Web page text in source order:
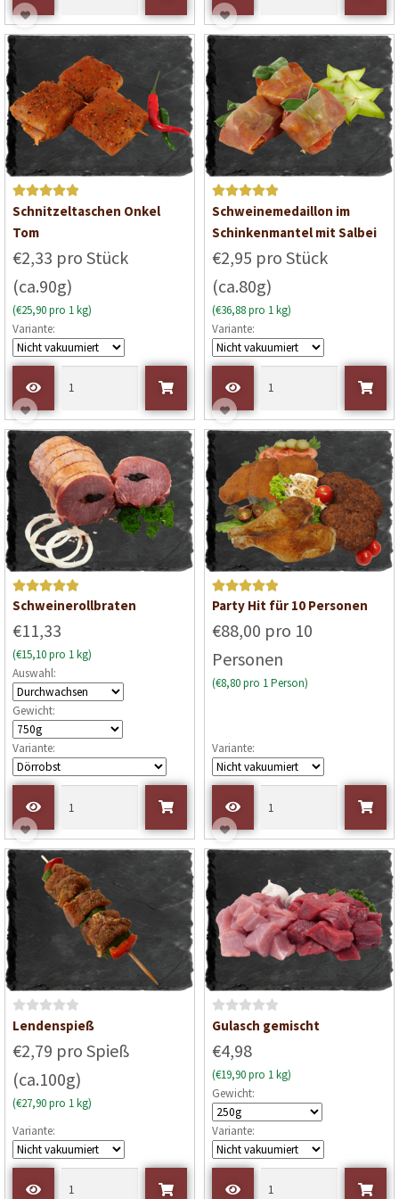
t
0
v
o
n
5
Bewertet mit
5von 5
Schnitzeltaschen Onkel
Tom
€2,33 pro Stück
(ca.90g)
(€25,90 pro 1 kg)
Variante:
Bewertet mit
5von 5
Schweinemedaillon im
Schinkenmantel mit Salbei
€2,95 pro Stück
(ca.80g)
(€36,88 pro 1 kg)
Variante:
Bewertet mit
Schweinerollbraten
€11,33
(€15,10 pro 1 kg)
Auswahl:
Gewicht:
Variante:
Bewertet mit
Party Hit für 10 Personen
€88,00 pro 10
Personen
(€8,80 pro 1 Person)
Variante:
B
w
e
r
e
Lendenspieß
€2,79 pro Spieß
(ca.100g)
(€27,90 pro 1 kg)
Variante:
B
w
e
r
e
Gulasch gemischt
€4,98
(€19,90 pro 1 kg)
Gewicht:
Variante: